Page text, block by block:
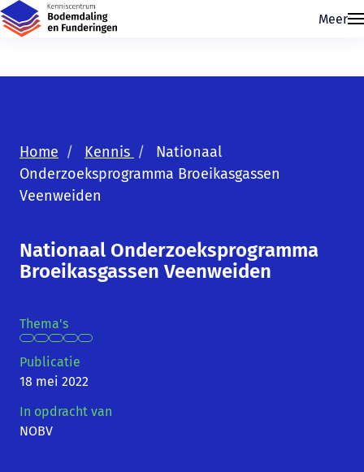
Meer
Home Kennis
Nationaal
Onderzoeksprogramma Broeikasgassen
Veenweiden
Nationaal Onderzoeksprogramma
Broeikasgassen Veenweiden
Thema's
Publicatie
18 mei 2022
In opdracht van
NOBV